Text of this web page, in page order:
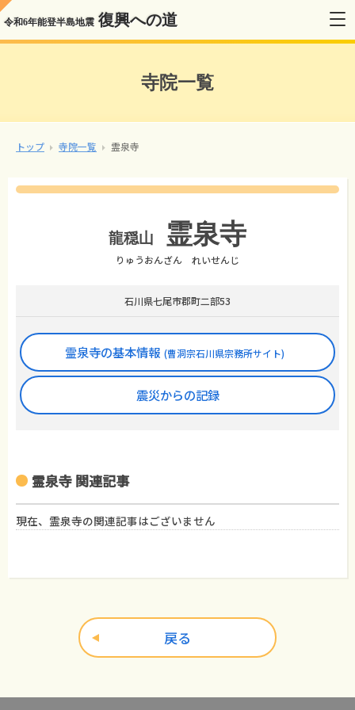
令和6年能登半島地震 復興への道
寺院一覧
トップ 寺院一覧 霊泉寺
龍穏山 霊泉寺
りゅうおんざん れいせんじ
石川県七尾市郡町二部53
霊泉寺の基本情報 (曹洞宗石川県宗務所サイト)
震災からの記録
霊泉寺 関連記事
現在、霊泉寺の関連記事はございません
戻る